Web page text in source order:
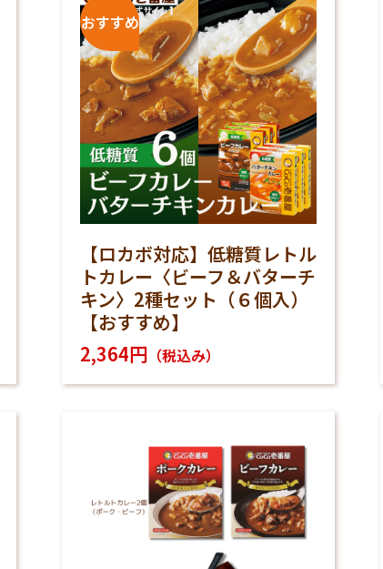
【ロカボ対応】低糖質レトル
トカレー〈ビーフ＆バターチ
キン〉2種セット（６個入）
【おすすめ】
2,364円 （税込み）